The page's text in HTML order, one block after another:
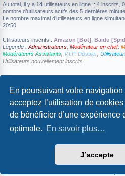
En poursuivant votre
acceptez l’utilisation de
de bénéficier d’une expérience
optimale. En savoir plus…
J’accepte
Au total, il y a 14 utilisateurs en ligne :: 4 inscrits,
nombre d’utilisateurs actifs des 5 dernières
Le nombre maximal d’utilisateurs en ligne
20:50
Utilisateurs inscrits : Amazon [Bot] Baidu
Légende : Administrateurs Modérateur en chef,
Modérateurs Assistants V.I.P. Dossier
Utilisateurs nouvellement inscrits
Aucun membre ne fête son anniversaire
STATISTIQUES
92536messages •4602 sujets •440membres •
phpBB® Forum